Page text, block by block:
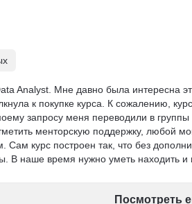
Analyst. Мне давно была интересна
к покупке курса. К сожалению,
запросу меня переводили в группы
менторскую поддержку, любой
курс построен так, что без
В наше время нужно уметь находить
Посмотреть